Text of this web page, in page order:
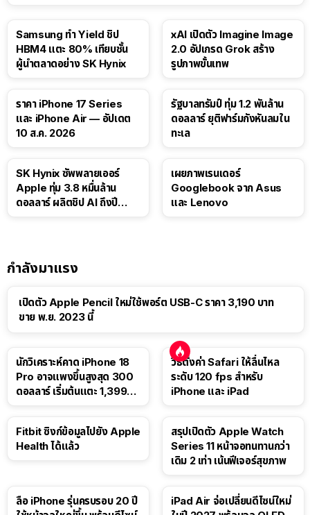
Samsung ทำ Yield ชิป
HBM4 แตะ 80% เทียบชั้น
ผู้นำตลาดอย่าง SK Hynix
xAI เปิดตัว Imagine Image
2.0 อัปเกรด Grok สร้าง
รูปภาพขั้นเทพ
ราคา iPhone 17 Series
และ iPhone Air — อัปเดต
10 ส.ค. 2026
รัฐบาลทรัมป์ ทุ่ม 1.2 พันล้าน
ดอลลาร์ ยุติฟาร์มกังหันลมใน
ทะเล
SK Hynix ซัพพลายเออร์
Apple ทุ่ม 3.8 หมื่นล้าน
ดอลลาร์ ผลิตชิป AI ถึงปี
เผยภาพเรนเดอร์
Googlebook จาก Asus
และ Lenovo
กำลังมาแรง
เปิดตัว Apple Pencil ใหม่ใช้พอร์ต USB-C ราคา 3,190 บาท
ขาย พ.ย. 2023 นี้
นักวิเคราะห์คาด iPhone 18
Pro อาจแพงขึ้นสูงสุด 300
ดอลลาร์ เริ่มต้นแตะ 1,399
วิธีตั้งค่า Safari ให้ลื่นไหล
ระดับ 120 fps สำหรับ
iPhone และ iPad
Fitbit ซิงก์ข้อมูลไปยัง Apple
Health ได้แล้ว
สรุปเปิดตัว Apple Watch
Series 11 หน้าจอทนทานกว่า
เดิม 2 เท่า เน้นฟีเจอร์สุขภาพ
ลือ iPhone รุ่นครบรอบ 20 ปี
iPad Air จ่อเปลี่ยนดีไซน์ใหม่